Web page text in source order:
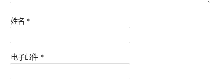
姓名 *
电子邮件 *